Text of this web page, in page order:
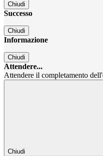
Chiudi
Successo
Chiudi
Informazione
Chiudi
Attendere...
Attendere il completamento
Chiudi